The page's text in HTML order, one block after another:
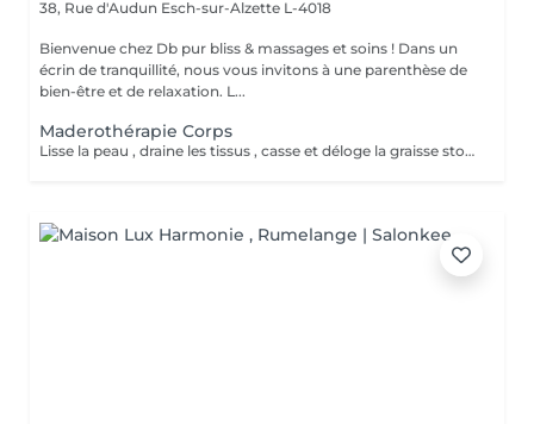
38, Rue d'Audun Esch-sur-Alzette L-4018
Bienvenue chez Db pur bliss & massages et soins ! Dans un
écrin de tranquillité, nous vous invitons à une parenthèse de
bien-être et de relaxation. L...
Maderothérapie Corps
Lisse la peau , draine les tissus , casse et déloge la graisse stockée Sensation de légèreté, peau visiblement plus lisse .